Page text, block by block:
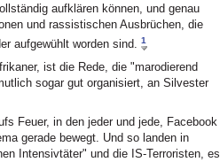
aufklären können, und genau
und rassistischen Ausbrüchen, die
aufgewühlt worden sind. 1
ist die Rede, die "marodierend
sogar gut organisiert, an Silvester
Feuer, in den jeder und jede, Facebook
gerade bewegt. Und so landen in
Intensivtäter" und die IS-Terroristen, es